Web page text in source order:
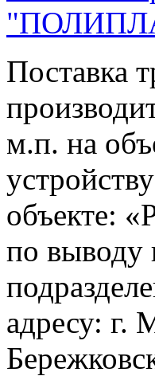
Поставка
м.п. на
объекте:
по выводу
адресу: г.